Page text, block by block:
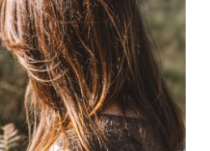
Blog
Contacto
Newsletter